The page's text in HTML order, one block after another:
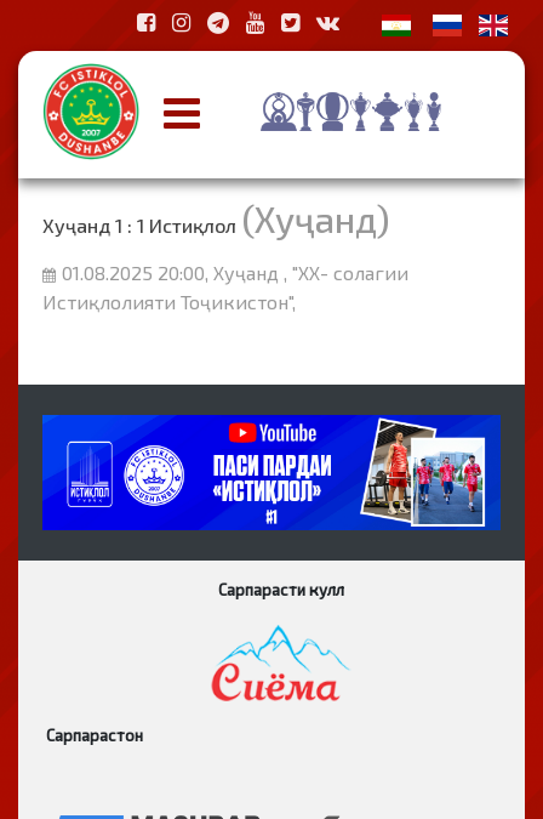
Хуҷанд 1 : 1 Истиқлол (Хуҷанд)
01.08.2025 20:00, Хуҷанд , "ХХ- солагии
Истиқлолияти Тоҷикистон",
Сарпарасти кулл
Сарпарастон